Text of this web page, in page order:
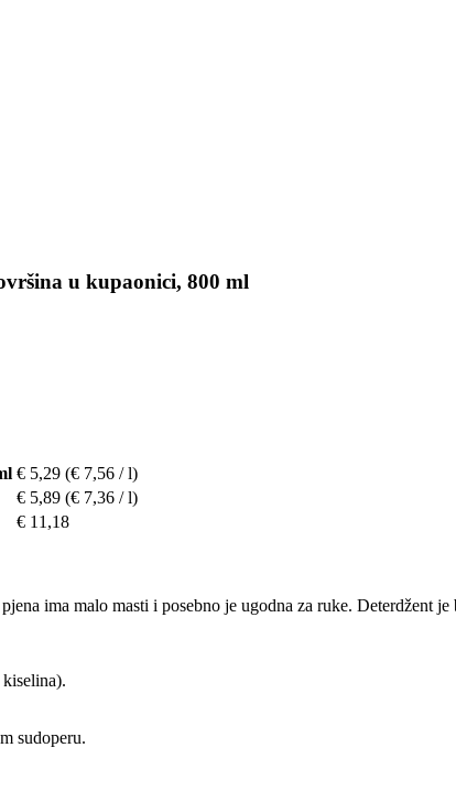
u kupaonici, 800 ml
€ 5,29 (€ 7,56 / l)
€ 5,89 (€ 7,36 / l)
€ 11,18
ima malo masti i posebno je ugodna za ruke. Deterdžent
sudoperu.